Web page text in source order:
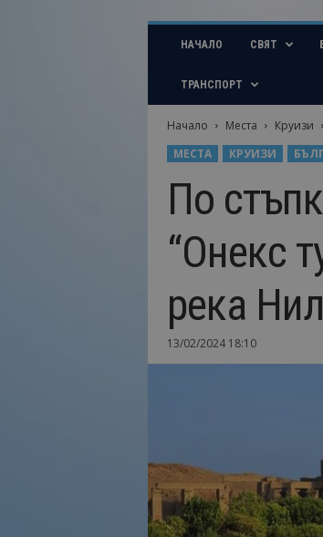
i
b
и
з
а
НАЧАЛО СВЯТ
ТРАНСПОРТ
Начало Места Круизи
МЕСТА
КРУИЗИ
По
“Онекс
река Нил
13/02/2024 18:10